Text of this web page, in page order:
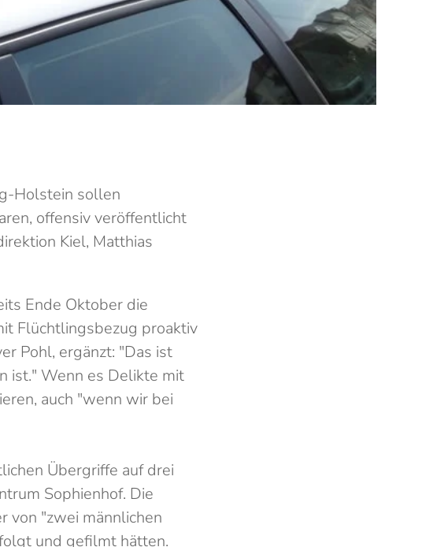
Holstein sollen
offensiv veröffentlicht
Kiel, Matthias
Ende Oktober die
Flüchtlingsbezug proaktiv
Pohl, ergänzt: "Das ist
ist." Wenn es Delikte mit
auch "wenn wir bei
Übergriffe auf drei
Sophienhof. Die
von "zwei männlichen
und gefilmt hätten.